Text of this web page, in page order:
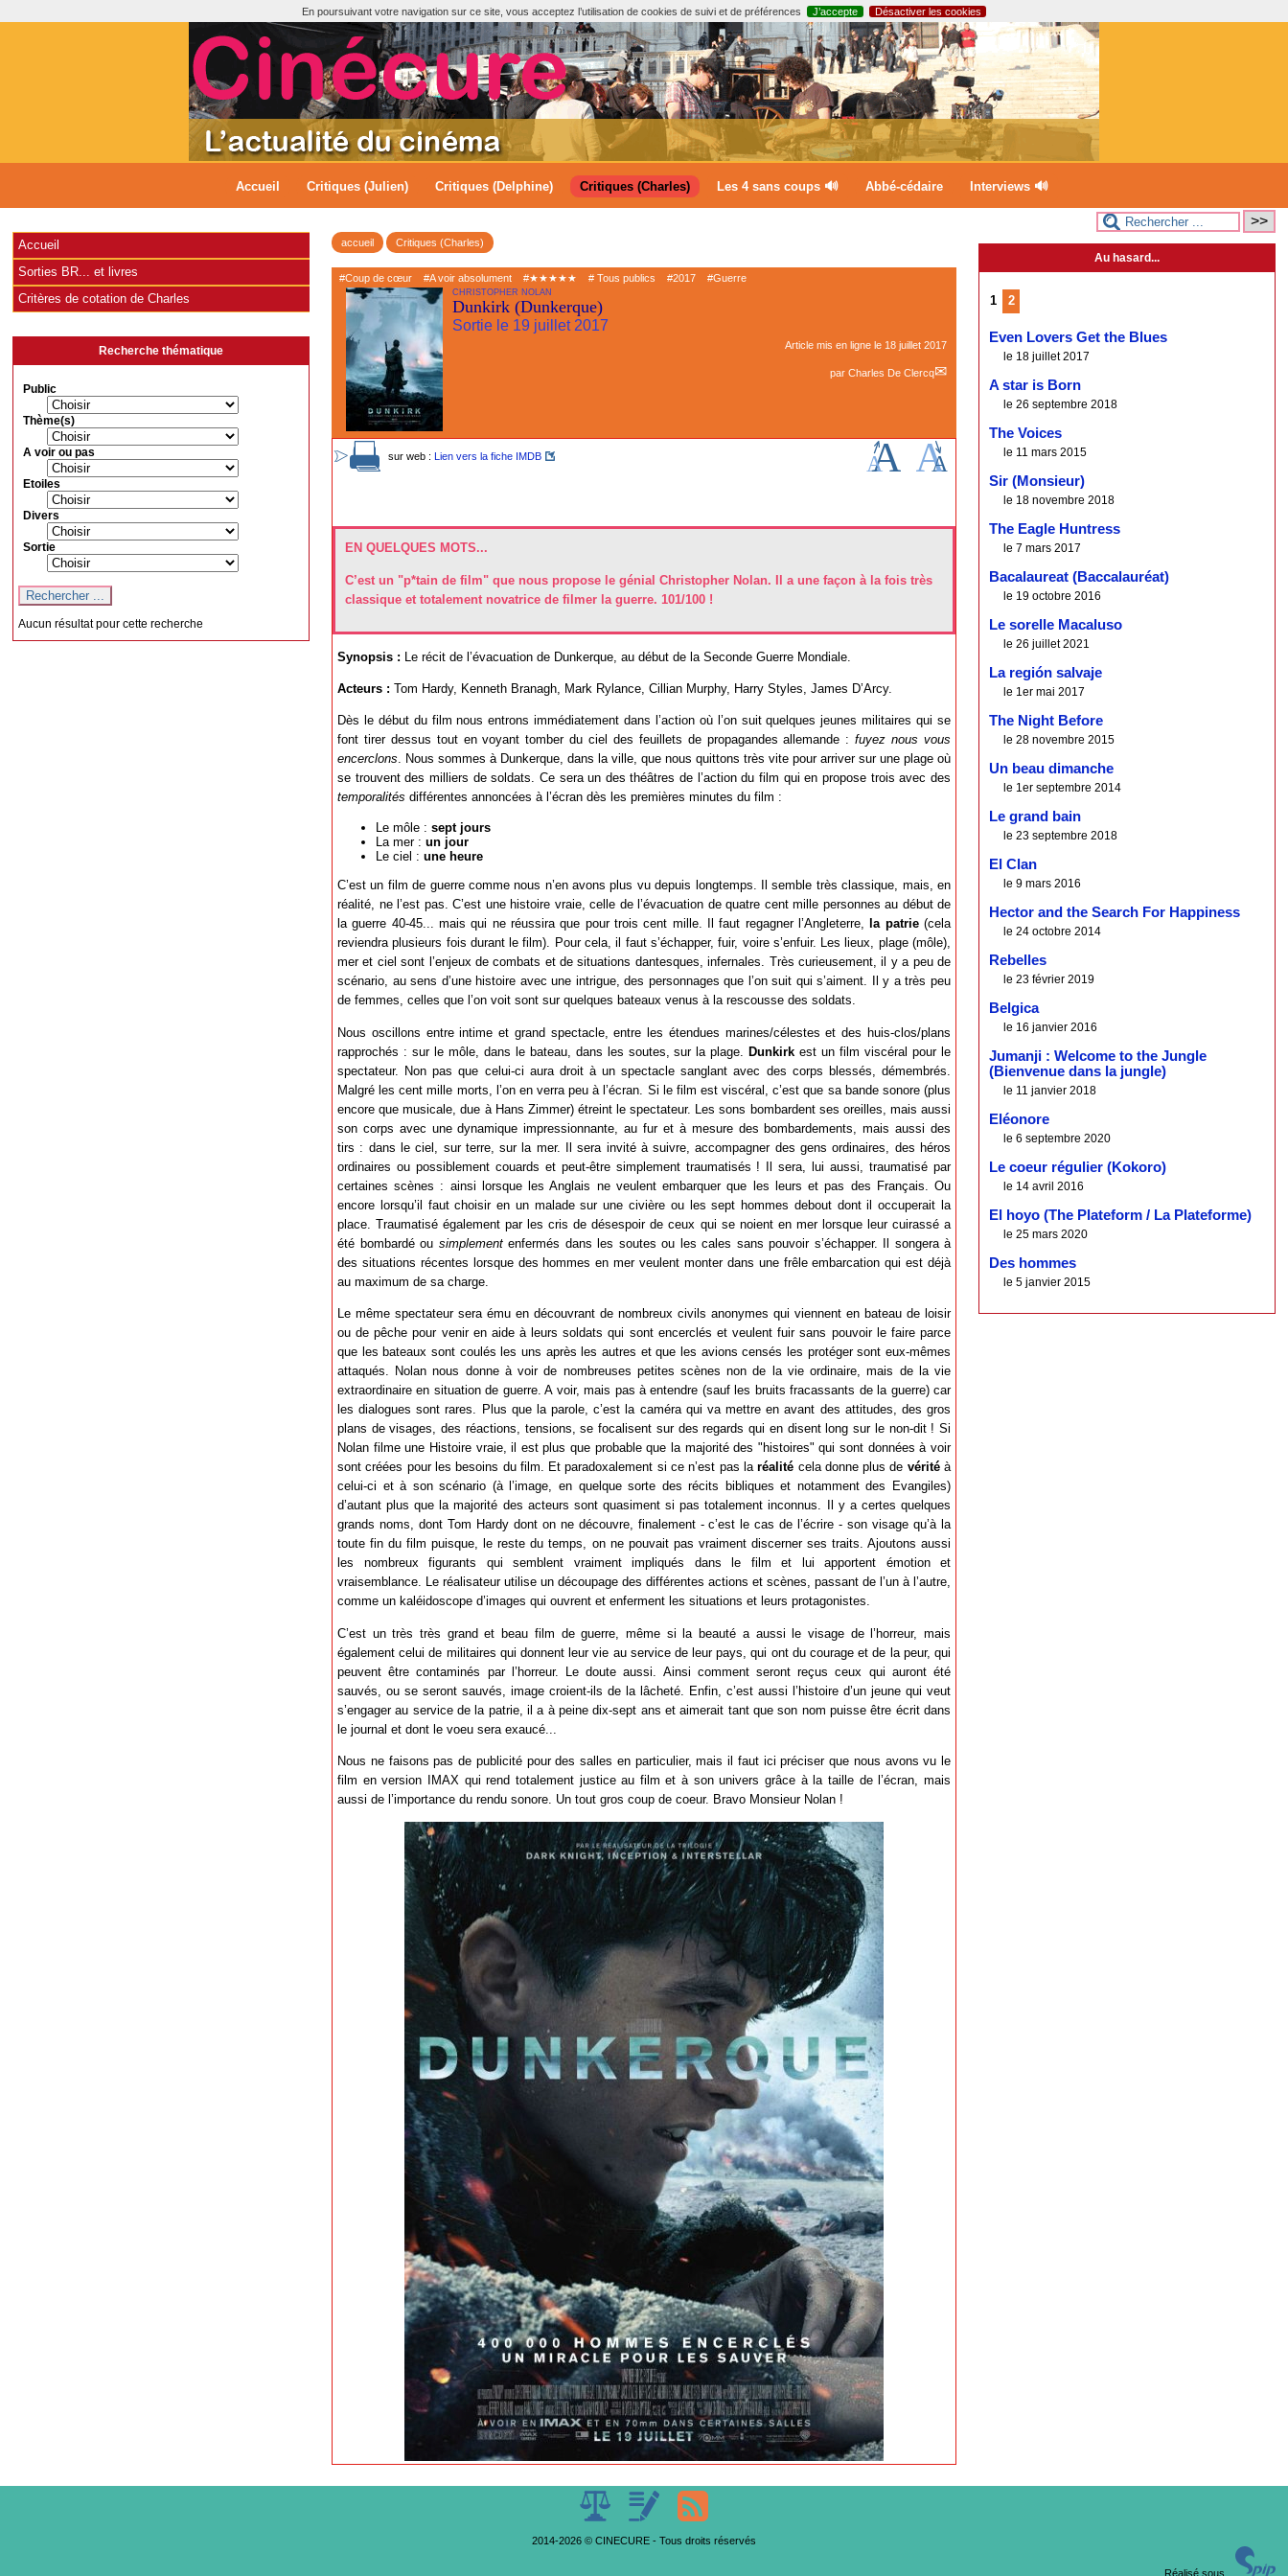
En poursuivant votre navigation sur ce site, vous acceptez l’utilisation de cookies de suivi et de préférences J’accepte Désactiver les cookies
Accueil Critiques (Julien) Critiques (Delphine) Critiques (Charles) Les 4 sans coups 🔊 Abbé-cédaire Interviews 🔊
accueil Critiques (Charles)
#Coup de cœur #A voir absolument #★★★★★ # Tous publics #2017 #Guerre
CHRISTOPHER NOLAN
Dunkirk (Dunkerque)
Sortie le 19 juillet 2017
Article mis en ligne le 18 juillet 2017
par Charles De Clercq
EN QUELQUES MOTS...
C’est un "p*tain de film" que nous propose le génial Christopher Nolan. Il a une façon à la fois très
classique et totalement novatrice de filmer la guerre. 101/100 !
sur web : Lien vers la fiche IMDB
Synopsis : Le récit de l’évacuation de Dunkerque, au début de la Seconde Guerre Mondiale.
Acteurs : Tom Hardy, Kenneth Branagh, Mark Rylance, Cillian Murphy, Harry Styles, James D’Arcy.
Dès le début du film nous entrons immédiatement dans l’action où l’on suit quelques jeunes militaires qui se
font tirer dessus tout en voyant tomber du ciel des feuillets de propagandes allemande :fuyez nous vous
encerclons. Nous sommes à Dunkerque, dans la ville, que nous quittons très vite pour arriver sur une plage où
se trouvent des milliers de soldats. Ce sera un des théâtres de l’action du film qui en propose trois avec des
temporalités différentes annoncées à l’écran dès les premières minutes du film :
Le môle : sept jours
La mer : un jour
Le ciel : une heure
C’est un film de guerre comme nous n’en avons plus vu depuis longtemps. Il semble très classique, mais, en
réalité, ne l’est pas. C’est une histoire vraie, celle de l’évacuation de quatre cent mille personnes au début de
la guerre 40-45... mais qui ne réussira que pour trois cent mille. Il faut regagner l’Angleterre,
la patrie(cela
reviendra plusieurs fois durant le film). Pour cela, il faut s’échapper, fuir, voire s’enfuir. Les lieux, plage (môle),
mer et ciel sont l’enjeux de combats et de situations dantesques, infernales. Très curieusement, il y a peu de
scénario, au sens d’une histoire avec une intrigue, des personnages que l’on suit qui s’aiment. Il y a très peu
de femmes, celles que l’on voit sont sur quelques bateaux venus à la rescousse des soldats.
Nous oscillons entre intime et grand spectacle, entre les étendues marines/célestes et des huis-clos/plans
rapprochés : sur le môle, dans le bateau, dans les soutes, sur la plage.Dunkirk est un film viscéral pour le
spectateur. Non pas que celui-ci aura droit à un spectacle sanglant avec des corps blessés, démembrés.
Malgré les cent mille morts, l’on en verra peu à l’écran. Si le film est viscéral, c’est que sa bande sonore (plus
encore que musicale, due à Hans Zimmer) étreint le spectateur. Les sons bombardent ses oreilles, mais aussi
son corps avec une dynamique impressionnante, au fur et à mesure des bombardements, mais aussi des
tirs : dans le ciel, sur terre, sur la mer. Il sera invité à suivre, accompagner des gens ordinaires, des héros
ordinaires ou possiblement couards et peut-être simplement traumatisés ! Il sera, lui aussi, traumatisé par
certaines scènes : ainsi lorsque les Anglais ne veulent embarquer que les leurs et pas des Français. Ou
encore lorsqu’il faut choisir en un malade sur une civière ou les sept hommes debout dont il occuperait la
place. Traumatisé également par les cris de désespoir de ceux qui se noient en mer lorsque leur cuirassé a
été bombardé ou simplementenfermés dans les soutes ou les cales sans pouvoir s’échapper. Il songera à
des situations récentes lorsque des hommes en mer veulent monter dans une frêle embarcation qui est déjà
au maximum de sa charge.
Le même spectateur sera ému en découvrant de nombreux civils anonymes qui viennent en bateau de loisir
ou de pêche pour venir en aide à leurs soldats qui sont encerclés et veulent fuir sans pouvoir le faire parce
que les bateaux sont coulés les uns après les autres et que les avions censés les protéger sont eux-mêmes
attaqués. Nolan nous donne à voir de nombreuses petites scènes non de la vie ordinaire, mais de la vie
extraordinaire en situation de guerre. A voir, mais pas à entendre (sauf les bruits fracassants de la guerre) car
les dialogues sont rares. Plus que la parole, c’est la caméra qui va mettre en avant des attitudes, des gros
plans de visages, des réactions, tensions, se focalisent sur des regards qui en disent long sur le non-dit ! Si
Nolan filme une Histoire vraie, il est plus que probable que la majorité des "histoires" qui sont données à voir
sont créées pour les besoins du film. Et paradoxalement si ce n’est pas laréalité cela donne plus de véritéà
celui-ci et à son scénario (à l’image, en quelque sorte des récits bibliques et notamment des Evangiles)
d’autant plus que la majorité des acteurs sont quasiment si pas totalement inconnus. Il y a certes quelques
grands noms, dont Tom Hardy dont on ne découvre, finalement - c’est le cas de l’écrire - son visage qu’à la
toute fin du film puisque, le reste du temps, on ne pouvait pas vraiment discerner ses traits. Ajoutons aussi
les nombreux figurants qui semblent vraiment impliqués dans le film et lui apportent émotion et
vraisemblance. Le réalisateur utilise un découpage des différentes actions et scènes, passant de l’un à l’autre,
comme un kaléidoscope d’images qui ouvrent et enferment les situations et leurs protagonistes.
C’est un très très grand et beau film de guerre, même si la beauté a aussi le visage de l’horreur, mais
également celui de militaires qui donnent leur vie au service de leur pays, qui ont du courage et de la peur, qui
peuvent être contaminés par l’horreur. Le doute aussi. Ainsi comment seront reçus ceux qui auront été
sauvés, ou se seront sauvés, image croient-ils de la lâcheté. Enfin, c’est aussi l’histoire d’un jeune qui veut
s’engager au service de la patrie, il a à peine dix-sept ans et aimerait tant que son nom puisse être écrit dans
le journal et dont le voeu sera exaucé...
Nous ne faisons pas de publicité pour des salles en particulier, mais il faut ici préciser que nous avons vu le
film en version IMAX qui rend totalement justice au film et à son univers grâce à la taille de l’écran, mais
aussi de l’importance du rendu sonore. Un tout gros coup de coeur. Bravo Monsieur Nolan !
Accueil
Sorties BR... et livres
Critères de cotation de Charles
Recherche thématique
Public
Thème(s)
A voir ou pas
Etoiles
Divers
Sortie
Aucun résultat pour cette recherche
Au hasard...
1 2
Even Lovers Get the Blues
le 18 juillet 2017
A star is Born
le 26 septembre 2018
The Voices
le 11 mars 2015
Sir (Monsieur)
le 18 novembre 2018
The Eagle Huntress
le 7 mars 2017
Bacalaureat (Baccalauréat)
le 19 octobre 2016
Le sorelle Macaluso
le 26 juillet 2021
La región salvaje
le 1er mai 2017
The Night Before
le 28 novembre 2015
Un beau dimanche
le 1er septembre 2014
Le grand bain
le 23 septembre 2018
El Clan
le 9 mars 2016
Hector and the Search For Happiness
le 24 octobre 2014
Rebelles
le 23 février 2019
Belgica
le 16 janvier 2016
Jumanji : Welcome to the Jungle
(Bienvenue dans la jungle)
le 11 janvier 2018
Eléonore
le 6 septembre 2020
Le coeur régulier (Kokoro)
le 14 avril 2016
El hoyo (The Plateform / La Plateforme)
le 25 mars 2020
Des hommes
le 5 janvier 2015
2014-2026 © CINECURE - Tous droits réservés
Réalisé sous